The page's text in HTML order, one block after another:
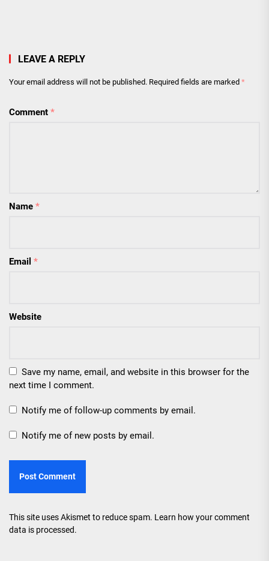
LEAVE A REPLY
Your email address will not be published. Required fields are marked *
Comment *
Name *
Email *
Website
Save my name, email, and website in this browser for the
next time I comment.
Notify me of follow-up comments by email.
Notify me of new posts by email.
This site uses Akismet to reduce spam. Learn how your comment
data is processed.